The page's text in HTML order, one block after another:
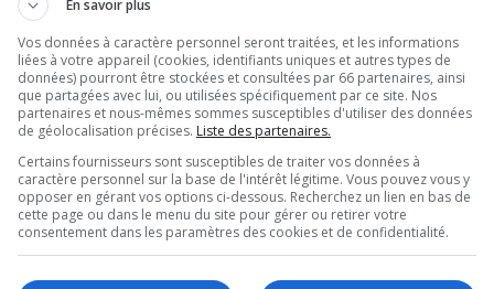
et permettre le maintien des activités.
et réaliser une couverture en bardeaux d’ardoise, et
viendra accueillir un nouveau clocher.
faite précédemment par des professionnels.
En savoir plus
Vos données à caractère personnel seront traitées, et les informations
liées à votre appareil (cookies, identifiants uniques et autres types de
données) pourront être stockées et consultées par 66 partenaires, ainsi
que partagées avec lui, ou utilisées spécifiquement par ce site. Nos
partenaires et nous-mêmes sommes susceptibles d'utiliser des données
de géolocalisation précises. Liste des partenaires.
Certains fournisseurs sont susceptibles de traiter vos données à
caractère personnel sur la base de l'intérêt légitime. Vous pouvez vous y
opposer en gérant vos options ci-dessous. Recherchez un lien en bas de
cette page ou dans le menu du site pour gérer ou retirer votre
consentement dans les paramètres des cookies et de confidentialité.